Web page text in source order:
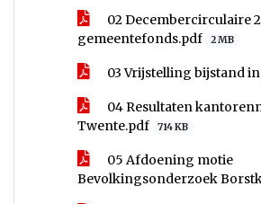
02 Decembercirculaire
gemeentefonds.pdf
2 MB
03 Vrijstelling bijstand
04 Resultaten
Twente.pdf
714 KB
05 Afdoening motie
Bevolkingsonderzoek